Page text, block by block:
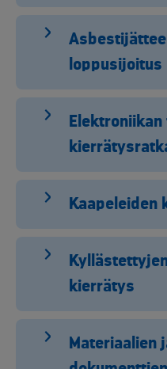
loppusijoitus
Kaapeleiden
kierrätys
Materiaalien